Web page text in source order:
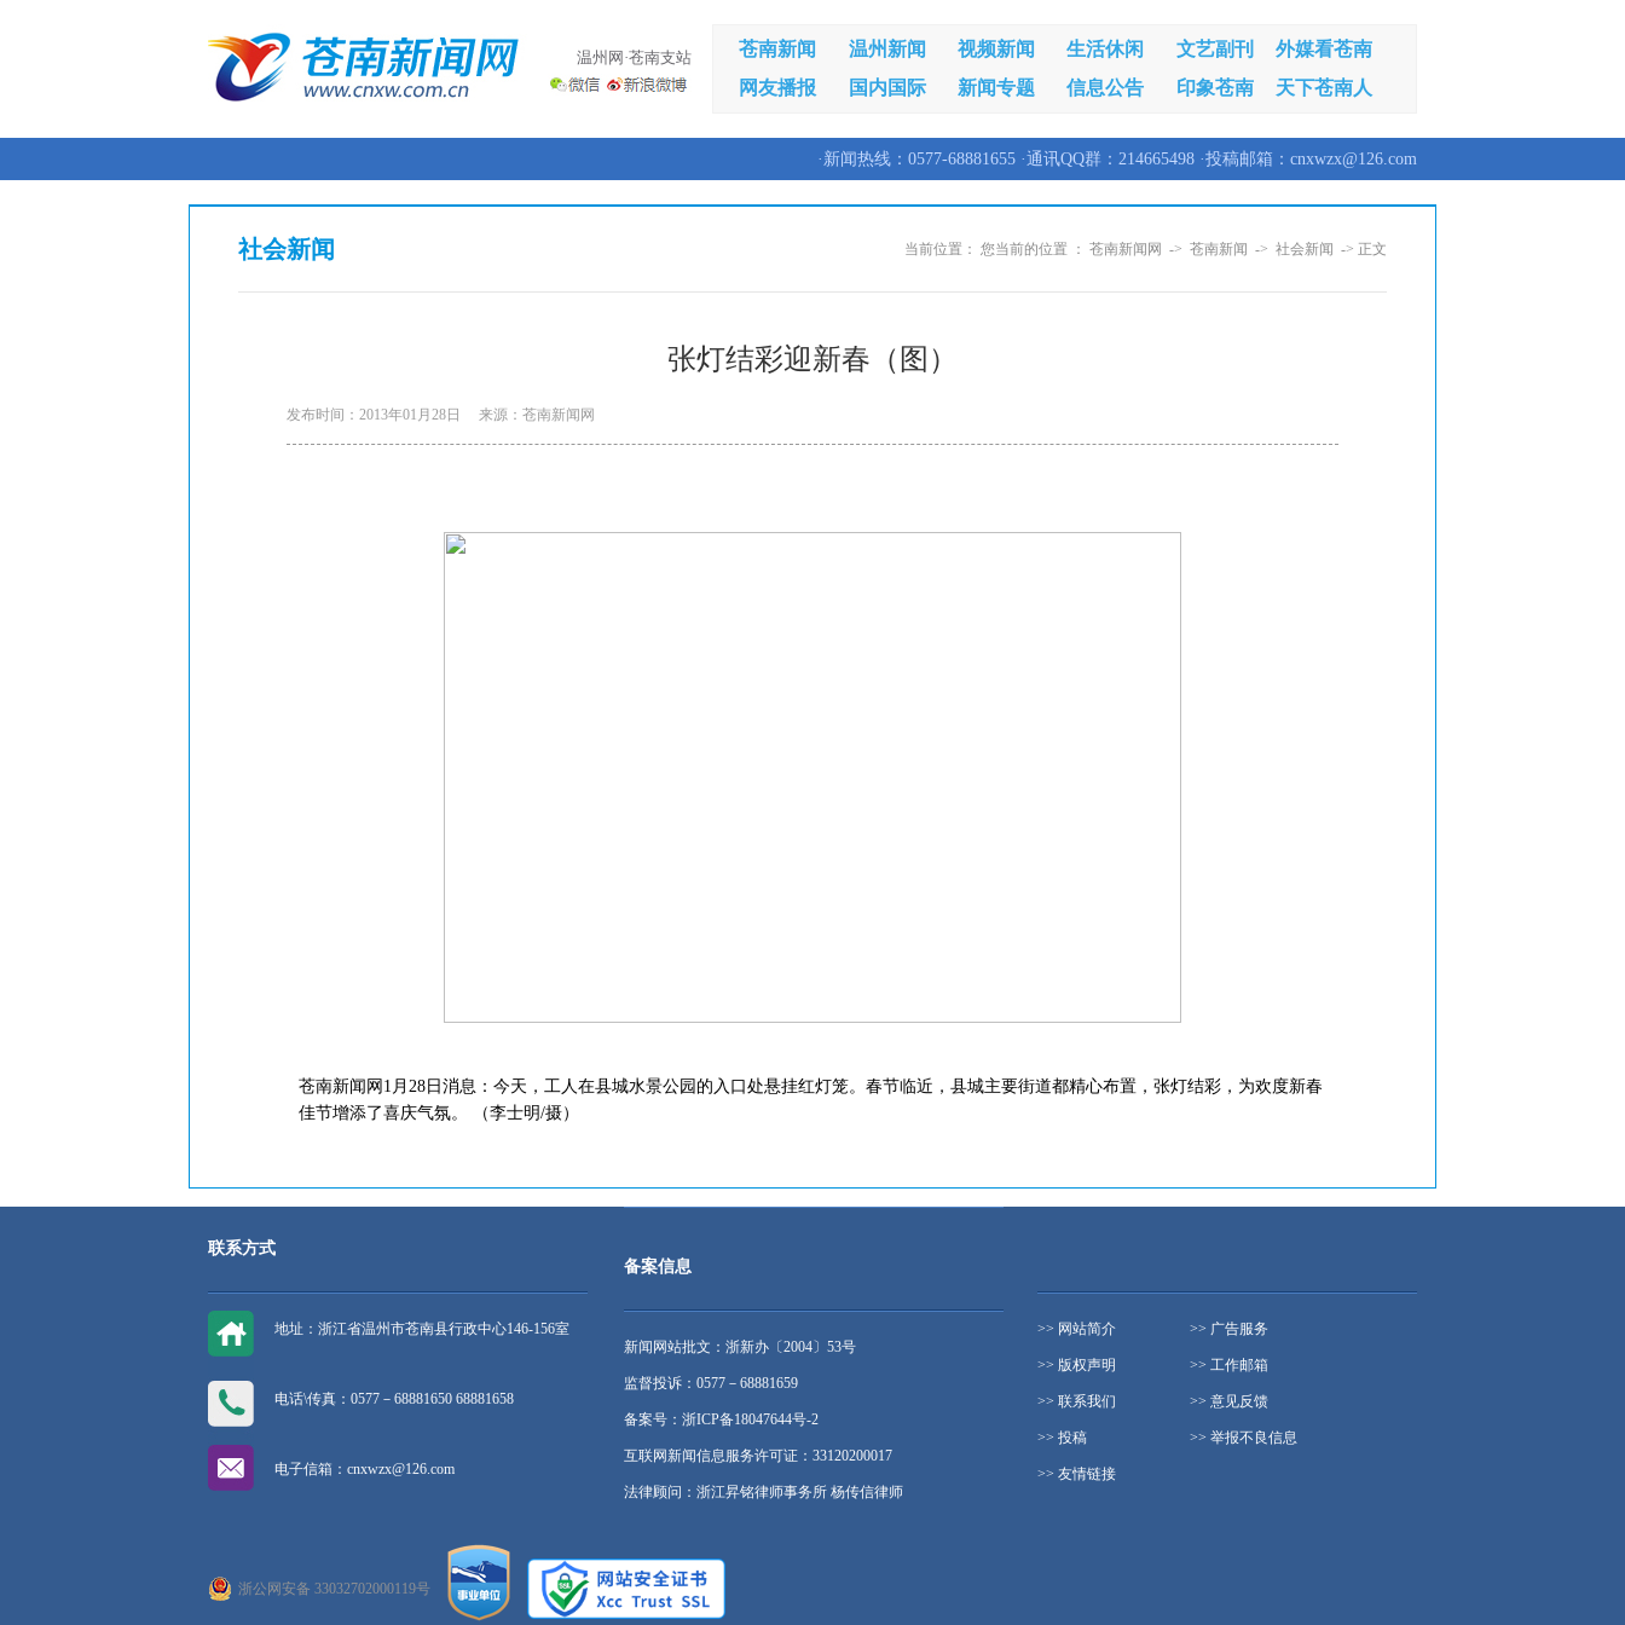
温州网·苍南支站 苍南新闻 温州新闻 视频新闻 生活休闲 文艺副刊
外媒看苍南
网友播报
国内国际 新闻专题 信息公告 印象苍南 天下苍南人
·新闻热线：0577-68881655 ·通讯QQ群：214665498 ·投稿邮箱：cnxwzx@126.com
当前位置： 您当前的位置 ： 苍南新闻网 -> 苍南新闻 -> 社会新闻 -> 正文
社会新闻
张灯结彩迎新春（图）
发布时间：2013年01月28日 来源：苍南新闻网
苍南新闻网1月28日消息：今天，工人在县城水景公园的入口处悬挂红灯笼。春节临近，县城主要街道都精心布置，张灯结彩，为欢度新春
佳节增添了喜庆气氛。 （李士明/摄）
联系方式
地址：浙江省温州市苍南县行政中心146-156室
电话\传真：0577－68881650 68881658
电子信箱：cnxwzx@126.com
备案信息
新闻网站批文：浙新办〔2004〕53号
监督投诉：0577－68881659
备案号：浙ICP备18047644号-2
互联网新闻信息服务许可证：33120200017
法律顾问：浙江昇铭律师事务所 杨传信律师
>> 网站简介 >> 广告服务
>> 版权声明 >> 工作邮箱
>> 联系我们 >> 意见反馈
>> 投稿 >> 举报不良信息
>> 友情链接
浙公网安备 33032702000119号